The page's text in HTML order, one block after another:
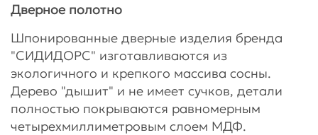
Дверное полотно
Шпонированные дверные изделия бренда
"СИДИДОРС" изготавливаются из
экологичного и крепкого массива сосны.
Дерево "дышит" и не имеет сучков, детали
полностью покрываются равномерным
четырехмиллиметровым слоем МДФ.